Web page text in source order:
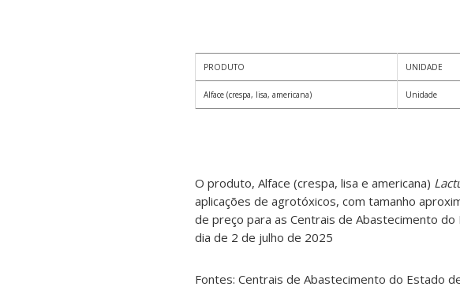
PRODUTO UNIDADE
Alface (crespa, lisa, americana) Unidade
O produto, Alface (crespa, lisa e americana)
aplicações de agrotóxicos, com tamanho
de preço para as Centrais de Abastecimento do
dia de 2 de julho de 2025
Fontes: Centrais de Abastecimento do Estado de